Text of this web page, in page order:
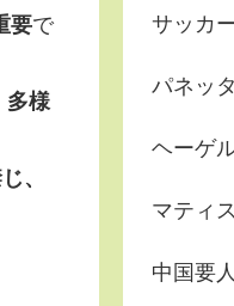
要で
多様
、
サッカ
パネッ
ヘーゲ
マティ
中国要